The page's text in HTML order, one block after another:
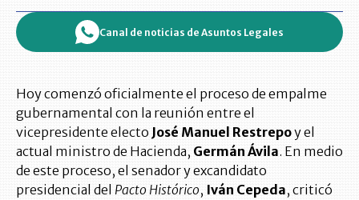
Canal de noticias de Asuntos Legales
Hoy comenzó oficialmente el proceso de empalme
gubernamental con la reunión entre el
vicepresidente electo José Manuel Restrepoy el
actual ministro de Hacienda, Germán Ávila. En medio
de este proceso, el senador y excandidato
presidencial del Pacto Histórico, Iván Cepeda, criticó